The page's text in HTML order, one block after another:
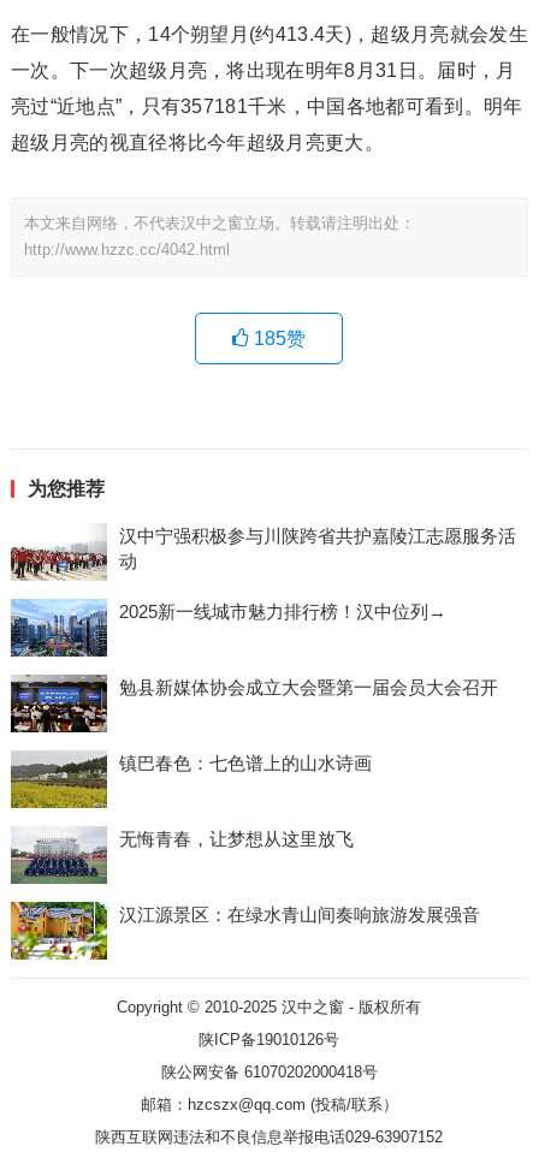
在一般情况下，14个朔望月(约413.4天)，超级月亮就会发生
一次。下一次超级月亮，将出现在明年8月31日。届时，月
亮过“近地点”，只有357181千米，中国各地都可看到。明年
超级月亮的视直径将比今年超级月亮更大。
本文来自网络，不代表汉中之窗立场。转载请注明出处：
http://www.hzzc.cc/4042.html
185赞
为您推荐
汉中宁强积极参与川陕跨省共护嘉陵江志愿服务活
动
2025新一线城市魅力排行榜！汉中位列→
勉县新媒体协会成立大会暨第一届会员大会召开
镇巴春色：七色谱上的山水诗画
无悔青春，让梦想从这里放飞
汉江源景区：在绿水青山间奏响旅游发展强音
Copyright © 2010-2025汉中之窗 - 版权所有
陕ICP备19010126号
陕公网安备 61070202000418号
邮箱：hzcszx@qq.com (投稿/联系）
陕西互联网违法和不良信息举报电话029-63907152